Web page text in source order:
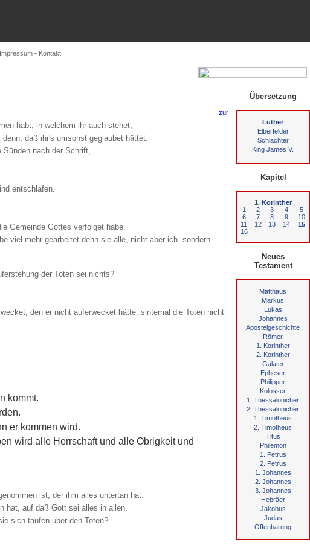
Impressum • Kontakt
habt, in welchem ihr auch stehet,
daß ihr's umsonst geglaubet hättet.
Sünden nach der Schrift,
entschlafen.
Gemeinde Gottes verfolget habe.
viel mehr gearbeitet denn sie alle, nicht aber ich, sondern
der Toten sei nichts?
den er nicht auferwecket hätte, sintemal die Toten nicht
kommt.
er kommen wird.
wird alle Herrschaft und alle Obrigkeit und
ist, der ihm alles untertan hat.
hat, auf daß Gott sei alles in allen.
sich taufen über den Toten?
Übersetzung
Luther
Elberfelder
Schlachter
King James V.
Kapitel
1. Korinther
1
2 3 4
5
6
7 8 9
10
11
12 13 14
15
16
Neues
Testament
Matthäus
Markus
Lukas
Johannes
Apostelgeschichte
Römer
1. Korinther
2. Korinther
Galater
Epheser
Philipper
Kolosser
1. Thessalonicher
2. Thessalonicher
1. Timotheus
2. Timotheus
Titus
Philemon
1. Petrus
2. Petrus
1. Johannes
2. Johannes
3. Johannes
Hebräer
Jakobus
Judas
Offenbarung